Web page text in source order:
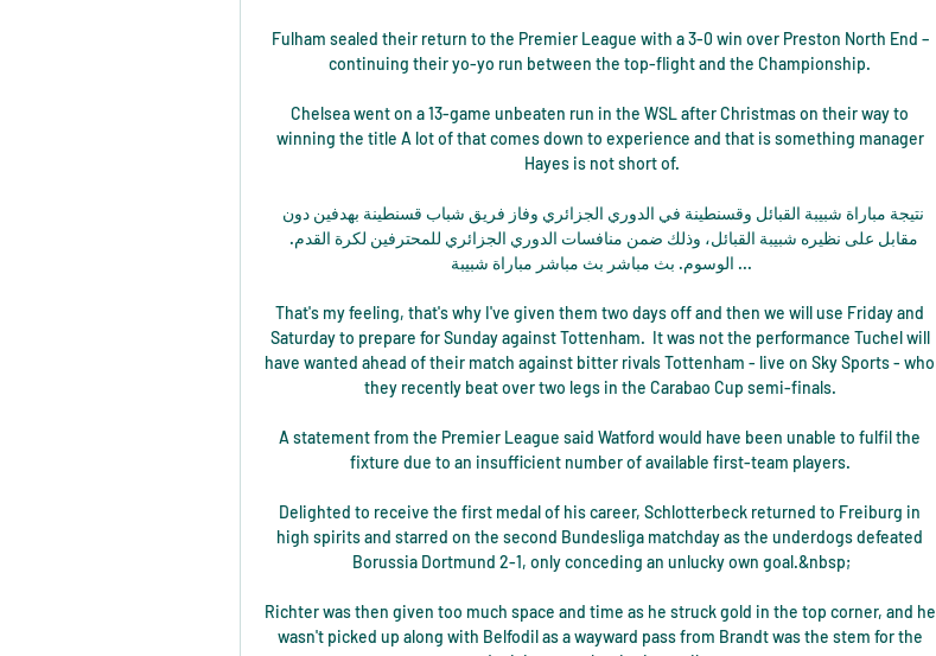
Fulham sealed their return to the Premier League with a 3-0 win over Preston North End –
continuing their yo-yo run between the top-flight and the Championship.
Chelsea went on a 13-game unbeaten run in the WSL after Christmas on their way to
winning the title A lot of that comes down to experience and that is something manager
Hayes is not short of.
الوسوم. بث مباشر بث مباشر مباراة شبيبة ...
That's my feeling, that's why I've given them two days off and then we will use Friday and
Saturday to prepare for Sunday against Tottenham.  It was not the performance Tuchel will
have wanted ahead of their match against bitter rivals Tottenham - live on Sky Sports - who
they recently beat over two legs in the Carabao Cup semi-finals.
A statement from the Premier League said Watford would have been unable to fulfil the
fixture due to an insufficient number of available first-team players.
Delighted to receive the first medal of his career, Schlotterbeck returned to Freiburg in
high spirits and starred on the second Bundesliga matchday as the underdogs defeated
Borussia Dortmund 2-1, only conceding an unlucky own goal.&nbsp;
Richter was then given too much space and time as he struck gold in the top corner, and he
wasn't picked up along with Belfodil as a wayward pass from Brandt was the stem for the